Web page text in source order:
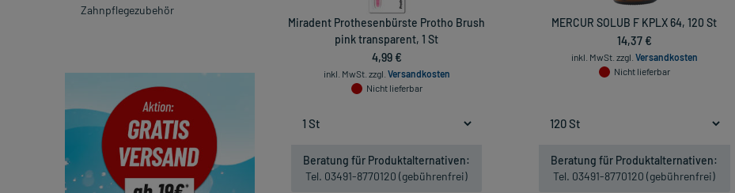
Zahnpflegezubehör
Miradent Prothesenbürste Protho Brush
pink transparent, 1 St
4,99 €
inkl. MwSt. zzgl. Versandkosten
Nicht lieferbar
Beratung für Produktalternativen:
Tel. 03491-8770120 (gebührenfrei)
MERCUR SOLUB F KPLX 64, 120 St
14,37 €
inkl. MwSt. zzgl. Versandkosten
Nicht lieferbar
Beratung für Produktalternativen:
Tel. 03491-8770120 (gebührenfrei)